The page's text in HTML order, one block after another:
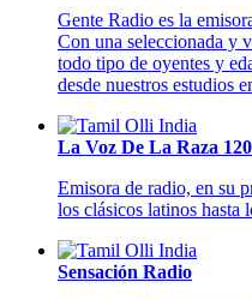
Gente Radio es la
Con una seleccionada y
todo tipo de oyentes y
desde nuestros estudios
La Voz De La Raza
Emisora de radio, en su
los clásicos latinos hasta
Sensación Radio